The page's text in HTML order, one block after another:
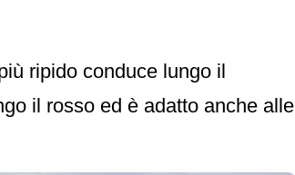
ripido conduce lungo il
il rosso ed è adatto anche alle